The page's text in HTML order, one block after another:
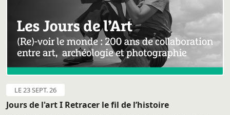
LE 23 SEPT. 26
Jours de l'art I Retracer le fil de l’histoire